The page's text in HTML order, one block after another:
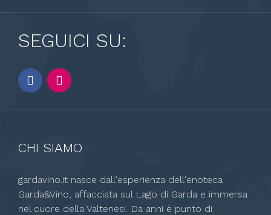
SEGUICI SU:
CHI SIAMO
gardavino.it nasce dall'esperienza dell'enoteca
Garda&Vino, affacciata sul Lago di Garda e immersa
nel cuore della Valtenesi. Da anni è punto di